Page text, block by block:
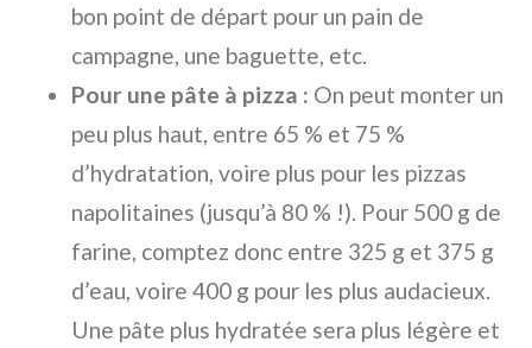
bon point de départ pour un pain de
campagne, une baguette, etc.
Pour une pâte à pizza : On peut monter un
peu plus haut, entre 65 % et 75 %
d’hydratation, voire plus pour les pizzas
napolitaines (jusqu’à 80 % !). Pour 500 g de
farine, comptez donc entre 325 g et 375 g
d’eau, voire 400 g pour les plus audacieux.
Une pâte plus hydratée sera plus légère et